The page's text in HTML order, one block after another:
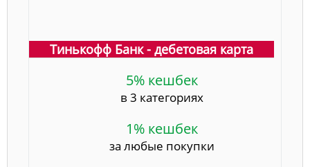
Тинькофф Банк - дебетовая карта
5% кешбек
в 3 категориях
1% кешбек
за любые покупки